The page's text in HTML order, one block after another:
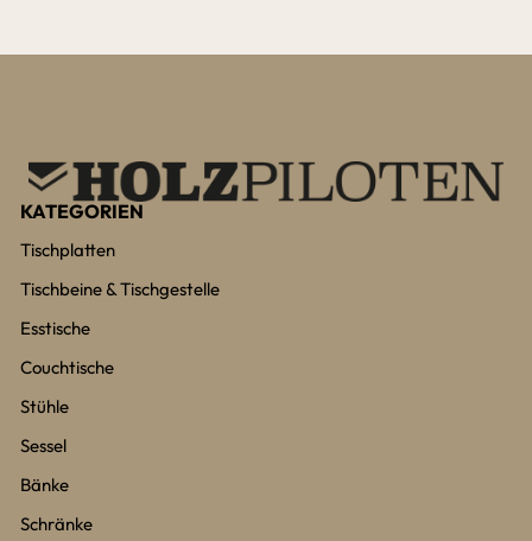
KATEGORIEN
Tischplatten
Tischbeine & Tischgestelle
Esstische
Couchtische
Stühle
Sessel
Bänke
Schränke